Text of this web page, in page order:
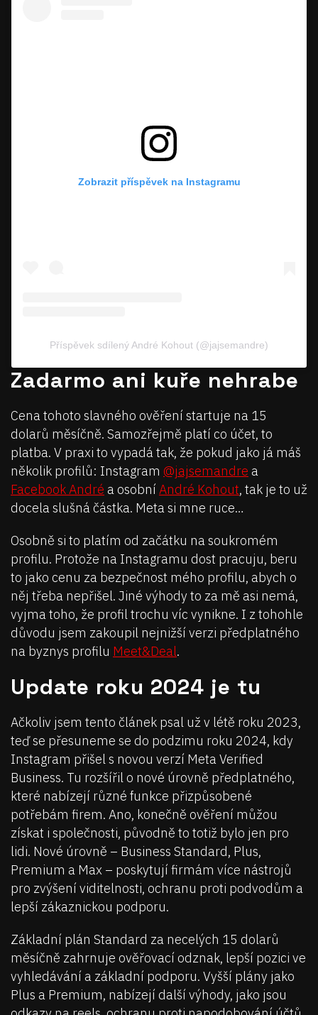
Zobrazit příspěvek na Instagramu
Příspěvek sdílený André Kohout (@jajsemandre)
Zadarmo ani kuře nehrabe
Cena tohoto slavného ověření startuje na 15
dolarů měsíčně. Samozřejmě platí co účet, to
platba. V praxi to vypadá tak, že pokud jako já máš
několik profilů: Instagram @jajsemandre a
Facebook André a osobníAndré Kohout, tak je to už
docela slušná částka. Meta si mne ruce…
Osobně si to platím od začátku na soukromém
profilu. Protože na Instagramu dost pracuju, beru
to jako cenu za bezpečnost mého profilu, abych o
něj třeba nepřišel. Jiné výhody to za mě asi nemá,
vyjma toho, že profil trochu víc vynikne. I z tohohle
důvodu jsem zakoupil nejnižší verzi předplatného
na byznys profilu Meet&Deal.
Update roku 2024 je tu
Ačkoliv jsem tento článek psal už v létě roku 2023,
teď se přesuneme se do podzimu roku 2024, kdy
Instagram přišel s novou verzí Meta Verified
Business. Tu rozšířil o nové úrovně předplatného,
které nabízejí různé funkce přizpůsobené
potřebám firem. Ano, konečně ověření můžou
získat i společnosti, původně to totiž bylo jen pro
lidi. Nové úrovně – Business Standard, Plus,
Premium a Max – poskytují firmám více nástrojů
pro zvýšení viditelnosti, ochranu proti podvodům a
lepší zákaznickou podporu.
Základní plán Standard za necelých 15 dolarů
měsíčně zahrnuje ověřovací odznak, lepší pozici ve
vyhledávání a základní podporu. Vyšší plány jako
Plus a Premium, nabízejí další výhody, jako jsou